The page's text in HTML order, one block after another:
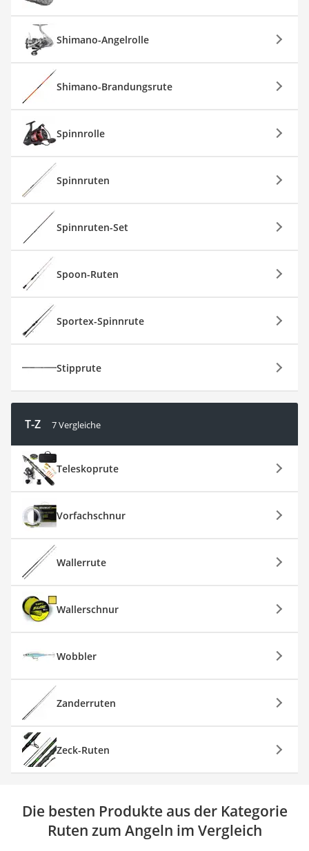
Shimano-Angelrolle
Shimano-Brandungsrute
Spinnrolle
Spinnruten
Spinnruten-Set
Spoon-Ruten
Sportex-Spinnrute
Stipprute
T-Z 7 Vergleiche
Teleskoprute
Vorfachschnur
Wallerrute
Wallerschnur
Wobbler
Zanderruten
Zeck-Ruten
Die besten Produkte aus der Kategorie
Ruten zum Angeln im Vergleich